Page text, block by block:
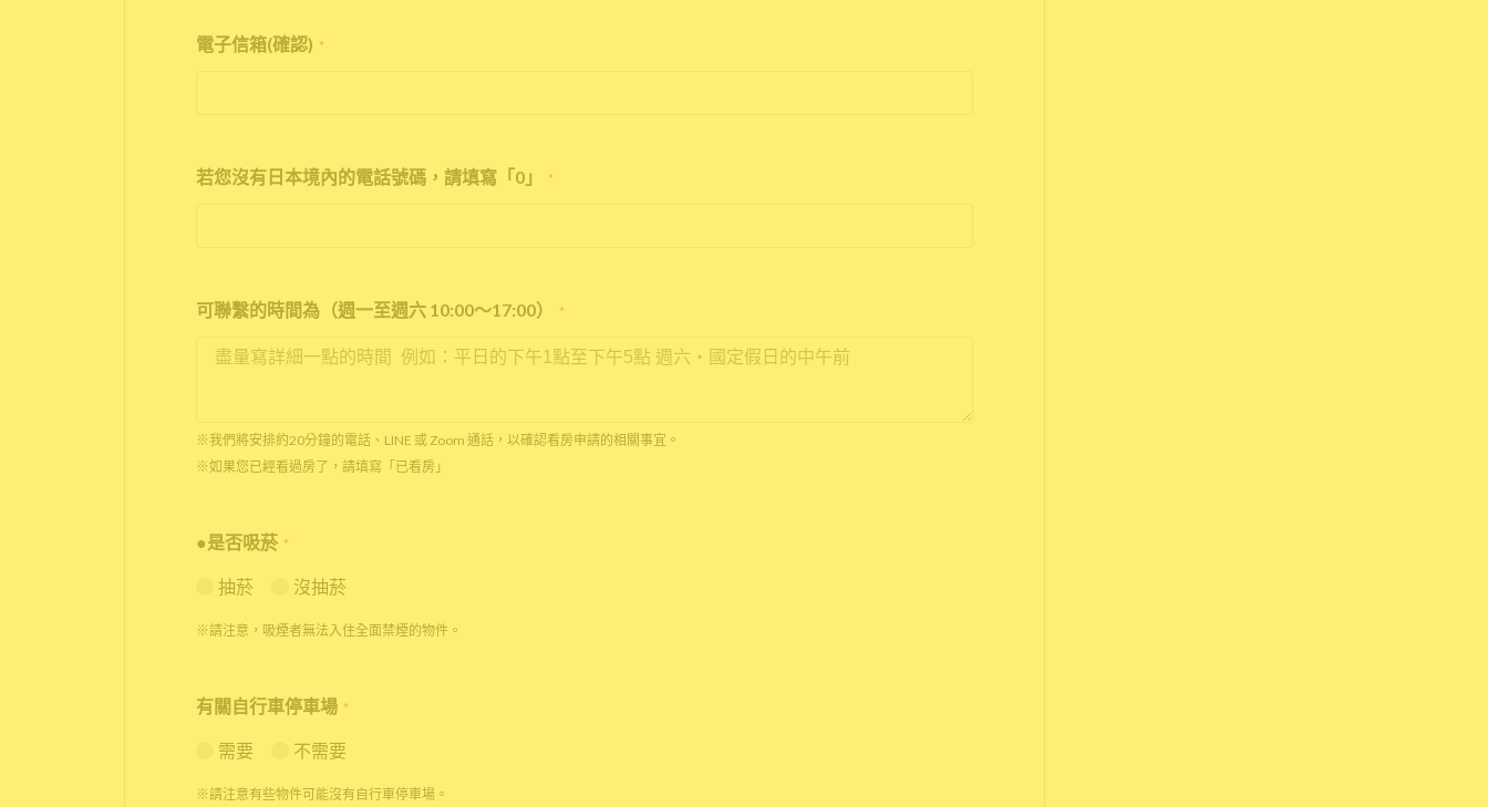
電子信箱(確認) *
若您沒有日本境內的電話號碼，請填寫「0」 *
可聯繫的時間為（週一至週六 10:00～17:00） *
※我們將安排約20分鐘的電話、LINE 或 Zoom 通話，以確認看房申請的相關事宜。
※如果您已經看過房了，請填寫「已看房」
●是否吸菸 *
抽菸 沒抽菸
※請注意，吸煙者無法入住全面禁煙的物件。
有關自行車停車場 *
需要 不需要
※請注意有些物件可能沒有自行車停車場。